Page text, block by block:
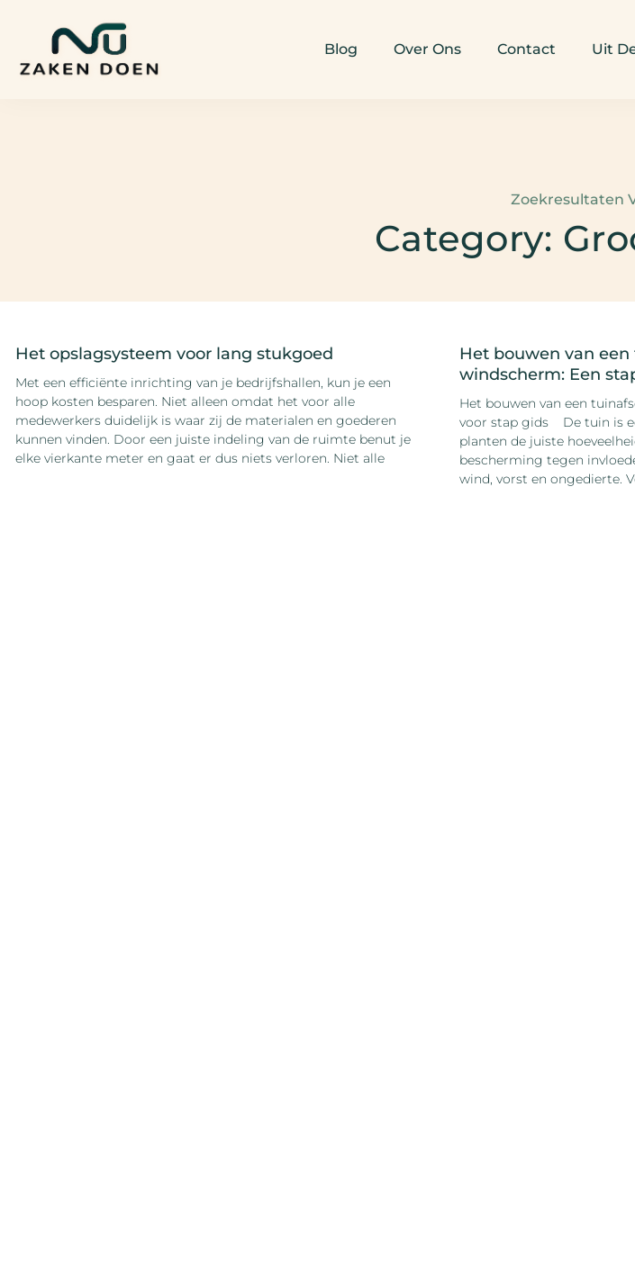
Blog Over Ons Contact Uit
Zoekresultaten
Category:
Het opslagsysteem voor lang stukgoed
Met een efficiënte inrichting van je bedrijfshallen, kun je een
hoop kosten besparen. Niet alleen omdat het voor alle
medewerkers duidelijk is waar zij de materialen en goederen
kunnen vinden. Door een juiste indeling van de ruimte benut je
elke vierkante meter en gaat er dus niets verloren. Niet alle
Het bouwen van
windscherm: Een
Het bouwen van een
voor stap gids ‍ De tuin is
planten de juiste
bescherming tegen
wind, vorst en ongedierte.